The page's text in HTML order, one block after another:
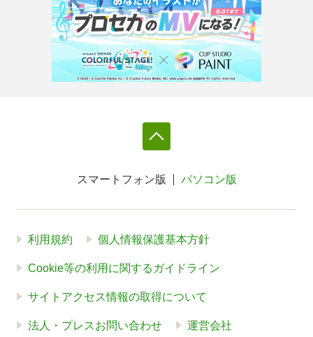
スマートフォン版 パソコン版
利用規約 個人情報保護基本方針
Cookie等の利用に関するガイドライン
サイトアクセス情報の取得について
法人・プレスお問い合わせ 運営会社